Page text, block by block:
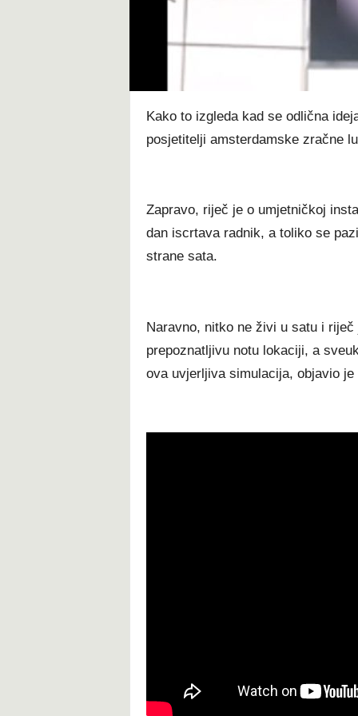
Kako to izgleda kad se odlična
posjetitelji amsterdamske zračne
Zapravo, riječ je o umjetničkoj
dan iscrtava radnik, a toliko se
strane sata.
Naravno, nitko ne živi u satu i
prepoznatljivu notu lokaciji, a
ova uvjerljiva simulacija, objavio je